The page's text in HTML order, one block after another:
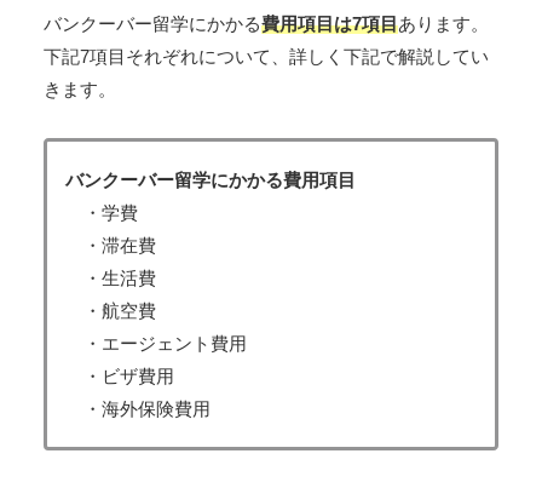
バンクーバー留学にかかる費用項目は7項目あります。
下記7項目それぞれについて、詳しく下記で解説してい
きます。
バンクーバー留学にかかる費用項目
・学費
・滞在費
・生活費
・航空費
・エージェント費用
・ビザ費用
・海外保険費用